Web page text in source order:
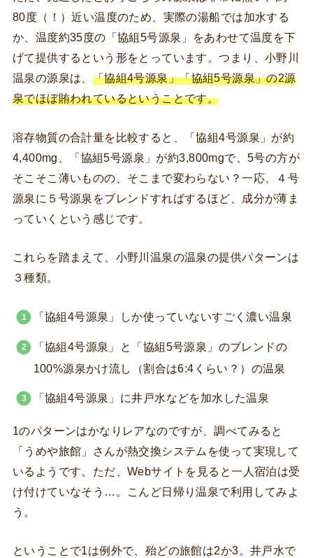
80度（！）近い温度のため、実際の湯船では加水する
か、温度約35度の「協組5号源泉」をあわせて温度を下
げて提供するという形をとっています。つまり、小野川
温泉の源泉は、 「協組4号源泉」「協組5号源泉」の2源
泉でほぼ賄われているということです。
溶存物質の合計量を比較すると、「協組4号源泉」が約
4,400mg、「協組5号源泉」が約3,800mgで、5号の方が
そこそこ薄いものの、そこまで変わらない？一応、４号
源泉に５号源泉をブレンドすればするほど、成分が薄ま
っていくという感じです。
これらを踏まえて、小野川温泉の温泉の提供パターンは
３種類。
「協組4号源泉」しか使っていないすごく濃い温泉
「協組4号源泉」と「協組5号源泉」のブレンドの
100%源泉かけ流し（割合は6:4くらい？）の温泉
「協組4号源泉」に井戸水などを加水した温泉
1のパターンはかなりレアなのですが、調べてみると
「うめや旅館」さんが熱交換システムを使って実現して
いるようです。ただ、Webサイトを見ると一人宿泊は受
け付けていなそう…。こんど日帰り温泉で利用してみよ
う。
ということで1は例外で、殆どの旅館は2か3。井戸水で